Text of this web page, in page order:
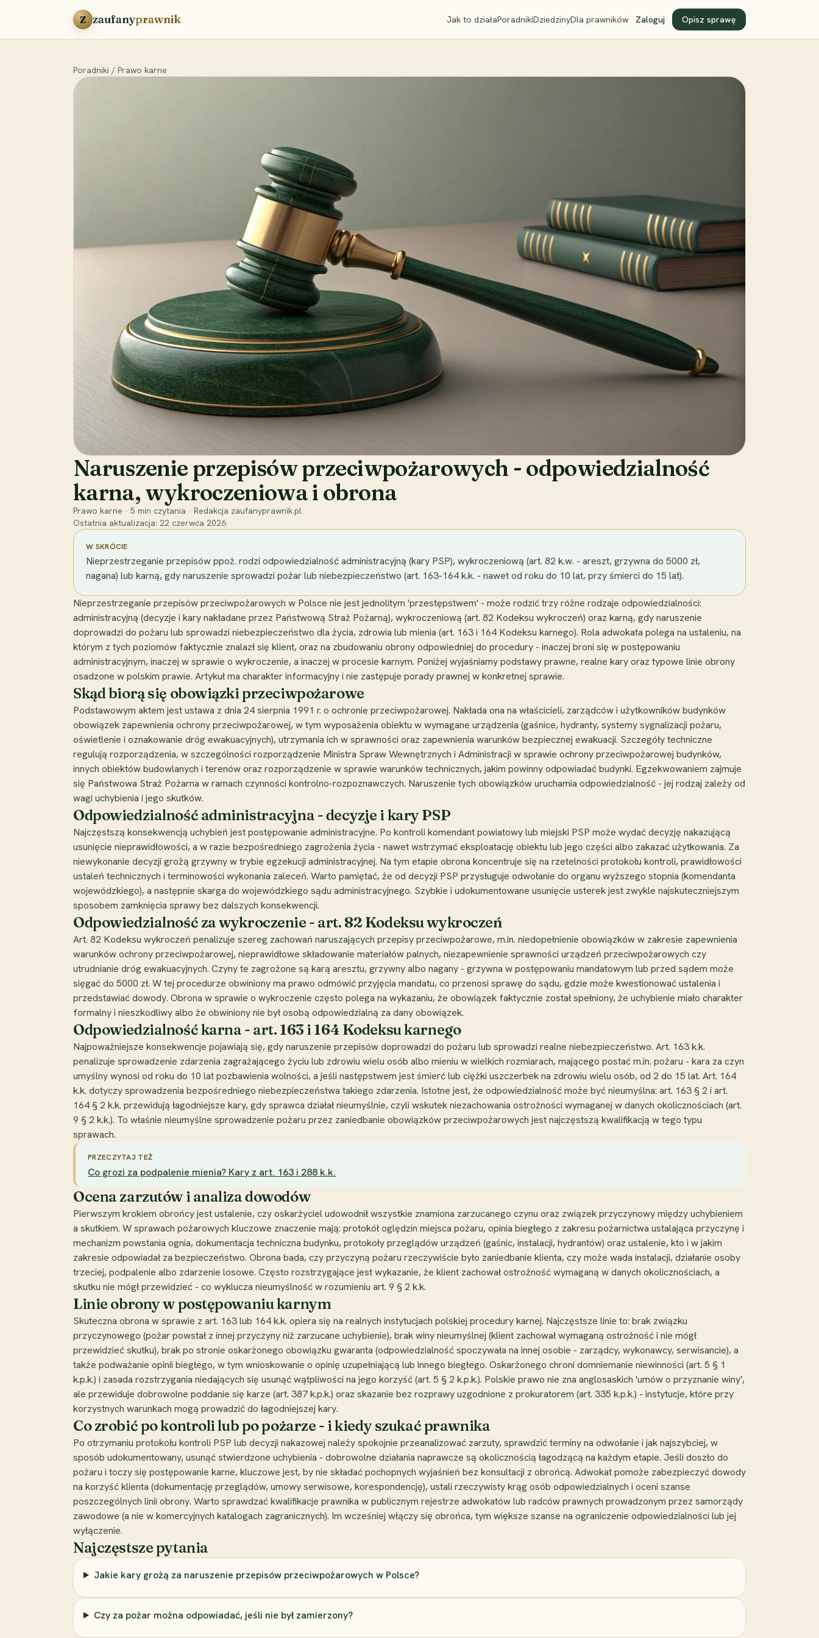
Przejdź do treści
Z zaufanyprawnik Jak to działaPoradnikiDziedzinyDla prawników Zaloguj Opisz sprawę
Poradniki / Prawo karne
Naruszenie przepisów przeciwpożarowych - odpowiedzialność
karna, wykroczeniowa i obrona
Prawo karne · 5 min czytania · Redakcja zaufanyprawnik.pl
Ostatnia aktualizacja: 22 czerwca 2026
W SKRÓCIE
Nieprzestrzeganie przepisów ppoż. rodzi odpowiedzialność administracyjną (kary PSP), wykroczeniową (art. 82 k.w. - areszt, grzywna do 5000 zł,
nagana) lub karną, gdy naruszenie sprowadzi pożar lub niebezpieczeństwo (art. 163-164 k.k. - nawet od roku do 10 lat, przy śmierci do 15 lat).
Nieprzestrzeganie przepisów przeciwpożarowych w Polsce nie jest jednolitym 'przestępstwem' - może rodzić trzy różne rodzaje odpowiedzialności:
administracyjną (decyzje i kary nakładane przez Państwową Straż Pożarną), wykroczeniową (art. 82 Kodeksu wykroczeń) oraz karną, gdy naruszenie
doprowadzi do pożaru lub sprowadzi niebezpieczeństwo dla życia, zdrowia lub mienia (art. 163 i 164 Kodeksu karnego). Rola adwokata polega na ustaleniu, na
którym z tych poziomów faktycznie znalazł się klient, oraz na zbudowaniu obrony odpowiedniej do procedury - inaczej broni się w postępowaniu
administracyjnym, inaczej w sprawie o wykroczenie, a inaczej w procesie karnym. Poniżej wyjaśniamy podstawy prawne, realne kary oraz typowe linie obrony
osadzone w polskim prawie. Artykuł ma charakter informacyjny i nie zastępuje porady prawnej w konkretnej sprawie.
Skąd biorą się obowiązki przeciwpożarowe
Podstawowym aktem jest ustawa z dnia 24 sierpnia 1991 r. o ochronie przeciwpożarowej. Nakłada ona na właścicieli, zarządców i użytkowników budynków
obowiązek zapewnienia ochrony przeciwpożarowej, w tym wyposażenia obiektu w wymagane urządzenia (gaśnice, hydranty, systemy sygnalizacji pożaru,
oświetlenie i oznakowanie dróg ewakuacyjnych), utrzymania ich w sprawności oraz zapewnienia warunków bezpiecznej ewakuacji. Szczegóły techniczne
regulują rozporządzenia, w szczególności rozporządzenie Ministra Spraw Wewnętrznych i Administracji w sprawie ochrony przeciwpożarowej budynków,
innych obiektów budowlanych i terenów oraz rozporządzenie w sprawie warunków technicznych, jakim powinny odpowiadać budynki. Egzekwowaniem zajmuje
się Państwowa Straż Pożarna w ramach czynności kontrolno-rozpoznawczych. Naruszenie tych obowiązków uruchamia odpowiedzialność - jej rodzaj zależy od
wagi uchybienia i jego skutków.
Odpowiedzialność administracyjna - decyzje i kary PSP
Najczęstszą konsekwencją uchybień jest postępowanie administracyjne. Po kontroli komendant powiatowy lub miejski PSP może wydać decyzję nakazującą
usunięcie nieprawidłowości, a w razie bezpośredniego zagrożenia życia - nawet wstrzymać eksploatację obiektu lub jego części albo zakazać użytkowania. Za
niewykonanie decyzji grożą grzywny w trybie egzekucji administracyjnej. Na tym etapie obrona koncentruje się na rzetelności protokołu kontroli, prawidłowości
ustaleń technicznych i terminowości wykonania zaleceń. Warto pamiętać, że od decyzji PSP przysługuje odwołanie do organu wyższego stopnia (komendanta
wojewódzkiego), a następnie skarga do wojewódzkiego sądu administracyjnego. Szybkie i udokumentowane usunięcie usterek jest zwykle najskuteczniejszym
sposobem zamknięcia sprawy bez dalszych konsekwencji.
Odpowiedzialność za wykroczenie - art. 82 Kodeksu wykroczeń
Art. 82 Kodeksu wykroczeń penalizuje szereg zachowań naruszających przepisy przeciwpożarowe, m.in. niedopełnienie obowiązków w zakresie zapewnienia
warunków ochrony przeciwpożarowej, nieprawidłowe składowanie materiałów palnych, niezapewnienie sprawności urządzeń przeciwpożarowych czy
utrudnianie dróg ewakuacyjnych. Czyny te zagrożone są karą aresztu, grzywny albo nagany - grzywna w postępowaniu mandatowym lub przed sądem może
sięgać do 5000 zł. W tej procedurze obwiniony ma prawo odmówić przyjęcia mandatu, co przenosi sprawę do sądu, gdzie może kwestionować ustalenia i
przedstawiać dowody. Obrona w sprawie o wykroczenie często polega na wykazaniu, że obowiązek faktycznie został spełniony, że uchybienie miało charakter
formalny i nieszkodliwy albo że obwiniony nie był osobą odpowiedzialną za dany obowiązek.
Odpowiedzialność karna - art. 163 i 164 Kodeksu karnego
Najpoważniejsze konsekwencje pojawiają się, gdy naruszenie przepisów doprowadzi do pożaru lub sprowadzi realne niebezpieczeństwo. Art. 163 k.k.
penalizuje sprowadzenie zdarzenia zagrażającego życiu lub zdrowiu wielu osób albo mieniu w wielkich rozmiarach, mającego postać m.in. pożaru - kara za czyn
umyślny wynosi od roku do 10 lat pozbawienia wolności, a jeśli następstwem jest śmierć lub ciężki uszczerbek na zdrowiu wielu osób, od 2 do 15 lat. Art. 164
k.k. dotyczy sprowadzenia bezpośredniego niebezpieczeństwa takiego zdarzenia. Istotne jest, że odpowiedzialność może być nieumyślna: art. 163 § 2 i art.
164 § 2 k.k. przewidują łagodniejsze kary, gdy sprawca działał nieumyślnie, czyli wskutek niezachowania ostrożności wymaganej w danych okolicznościach (art.
9 § 2 k.k.). To właśnie nieumyślne sprowadzenie pożaru przez zaniedbanie obowiązków przeciwpożarowych jest najczęstszą kwalifikacją w tego typu
sprawach.
PRZECZYTAJ TEŻ
Co grozi za podpalenie mienia? Kary z art. 163 i 288 k.k.
Ocena zarzutów i analiza dowodów
Pierwszym krokiem obrońcy jest ustalenie, czy oskarżyciel udowodnił wszystkie znamiona zarzucanego czynu oraz związek przyczynowy między uchybieniem
a skutkiem. W sprawach pożarowych kluczowe znaczenie mają: protokół oględzin miejsca pożaru, opinia biegłego z zakresu pożarnictwa ustalająca przyczynę i
mechanizm powstania ognia, dokumentacja techniczna budynku, protokoły przeglądów urządzeń (gaśnic, instalacji, hydrantów) oraz ustalenie, kto i w jakim
zakresie odpowiadał za bezpieczeństwo. Obrona bada, czy przyczyną pożaru rzeczywiście było zaniedbanie klienta, czy może wada instalacji, działanie osoby
trzeciej, podpalenie albo zdarzenie losowe. Często rozstrzygające jest wykazanie, że klient zachował ostrożność wymaganą w danych okolicznościach, a
skutku nie mógł przewidzieć - co wyklucza nieumyślność w rozumieniu art. 9 § 2 k.k.
Linie obrony w postępowaniu karnym
Skuteczna obrona w sprawie z art. 163 lub 164 k.k. opiera się na realnych instytucjach polskiej procedury karnej. Najczęstsze linie to: brak związku
przyczynowego (pożar powstał z innej przyczyny niż zarzucane uchybienie), brak winy nieumyślnej (klient zachował wymaganą ostrożność i nie mógł
przewidzieć skutku), brak po stronie oskarżonego obowiązku gwaranta (odpowiedzialność spoczywała na innej osobie - zarządcy, wykonawcy, serwisancie), a
także podważanie opinii biegłego, w tym wnioskowanie o opinię uzupełniającą lub innego biegłego. Oskarżonego chroni domniemanie niewinności (art. 5 § 1
k.p.k.) i zasada rozstrzygania niedających się usunąć wątpliwości na jego korzyść (art. 5 § 2 k.p.k.). Polskie prawo nie zna anglosaskich 'umów o przyznanie winy',
ale przewiduje dobrowolne poddanie się karze (art. 387 k.p.k.) oraz skazanie bez rozprawy uzgodnione z prokuratorem (art. 335 k.p.k.) - instytucje, które przy
korzystnych warunkach mogą prowadzić do łagodniejszej kary.
Co zrobić po kontroli lub po pożarze - i kiedy szukać prawnika
Po otrzymaniu protokołu kontroli PSP lub decyzji nakazowej należy spokojnie przeanalizować zarzuty, sprawdzić terminy na odwołanie i jak najszybciej, w
sposób udokumentowany, usunąć stwierdzone uchybienia - dobrowolne działania naprawcze są okolicznością łagodzącą na każdym etapie. Jeśli doszło do
pożaru i toczy się postępowanie karne, kluczowe jest, by nie składać pochopnych wyjaśnień bez konsultacji z obrońcą. Adwokat pomoże zabezpieczyć dowody
na korzyść klienta (dokumentację przeglądów, umowy serwisowe, korespondencję), ustali rzeczywisty krąg osób odpowiedzialnych i oceni szanse
poszczególnych linii obrony. Warto sprawdzać kwalifikacje prawnika w publicznym rejestrze adwokatów lub radców prawnych prowadzonym przez samorządy
zawodowe (a nie w komercyjnych katalogach zagranicznych). Im wcześniej włączy się obrońca, tym większe szanse na ograniczenie odpowiedzialności lub jej
wyłączenie.
Najczęstsze pytania
Jakie kary grożą za naruszenie przepisów przeciwpożarowych w Polsce?
Czy za pożar można odpowiadać, jeśli nie był zamierzony?